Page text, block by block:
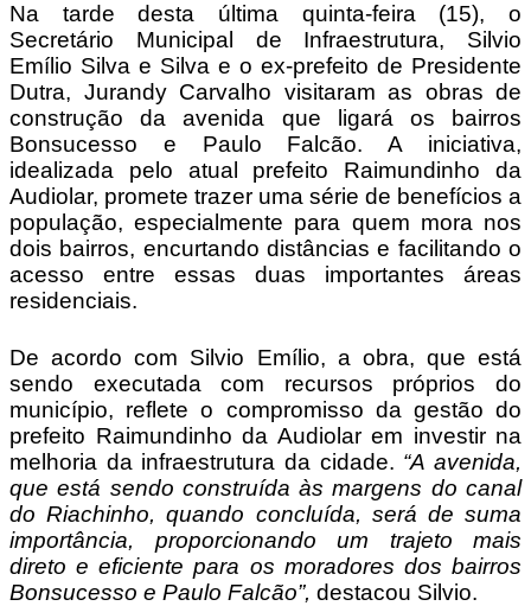
Na tarde desta última quinta-feira (15), o
Secretário Municipal de Infraestrutura, Silvio
Emílio Silva e Silva e o ex-prefeito de Presidente
Dutra, Jurandy Carvalho visitaram as obras de
construção da avenida que ligará os bairros
Bonsucesso e Paulo Falcão. A iniciativa,
idealizada pelo atual prefeito Raimundinho da
Audiolar, promete trazer uma série de benefícios a
população, especialmente para quem mora nos
dois bairros, encurtando distâncias e facilitando o
acesso entre essas duas importantes áreas
residenciais.
De acordo com Silvio Emílio, a obra, que está
sendo executada com recursos próprios do
município, reflete o compromisso da gestão do
prefeito Raimundinho da Audiolar em investir na
melhoria da infraestrutura da cidade. “A avenida,
que está sendo construída às margens do canal
do Riachinho, quando concluída, será de suma
importância, proporcionando um trajeto mais
direto e eficiente para os moradores dos bairros
Bonsucesso e Paulo Falcão”, destacou Silvio.